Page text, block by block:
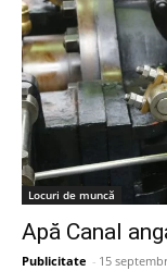
Locuri de muncă
Apă Canal
Publicitate - 15